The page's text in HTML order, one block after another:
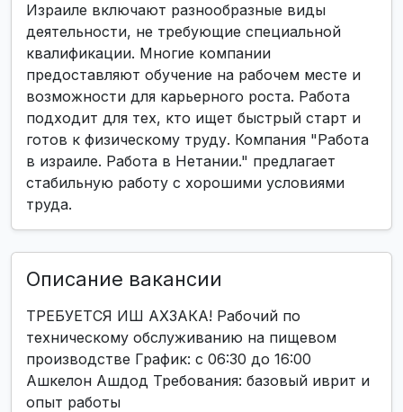
Израиле включают разнообразные виды
деятельности, не требующие специальной
квалификации. Многие компании
предоставляют обучение на рабочем месте и
возможности для карьерного роста. Работа
подходит для тех, кто ищет быстрый старт и
готов к физическому труду. Компания "Работа
в израиле. Работа в Нетании." предлагает
стабильную работу с хорошими условиями
труда.
Описание вакансии
ТРЕБУЕТСЯ ИШ АХЗАКА! Рабочий по
техническому обслуживанию на пищевом
производстве График: с 06:30 до 16:00
Ашкелон Ашдод Требования: базовый иврит и
опыт работы